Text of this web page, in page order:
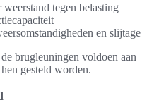
tegen belasting
en slijtage
brugleuningen voldoen aan
gesteld worden.